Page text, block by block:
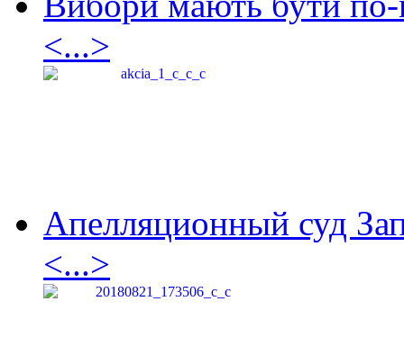
<...>
Апелляционный суд
<...>